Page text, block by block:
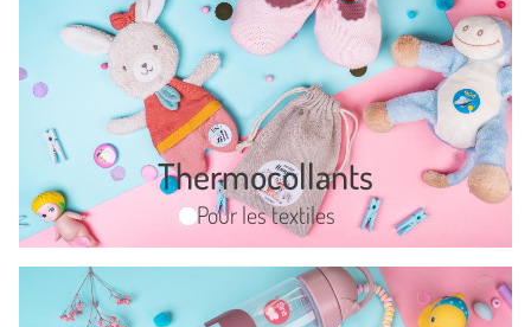
Thermocollants
Pour les textiles